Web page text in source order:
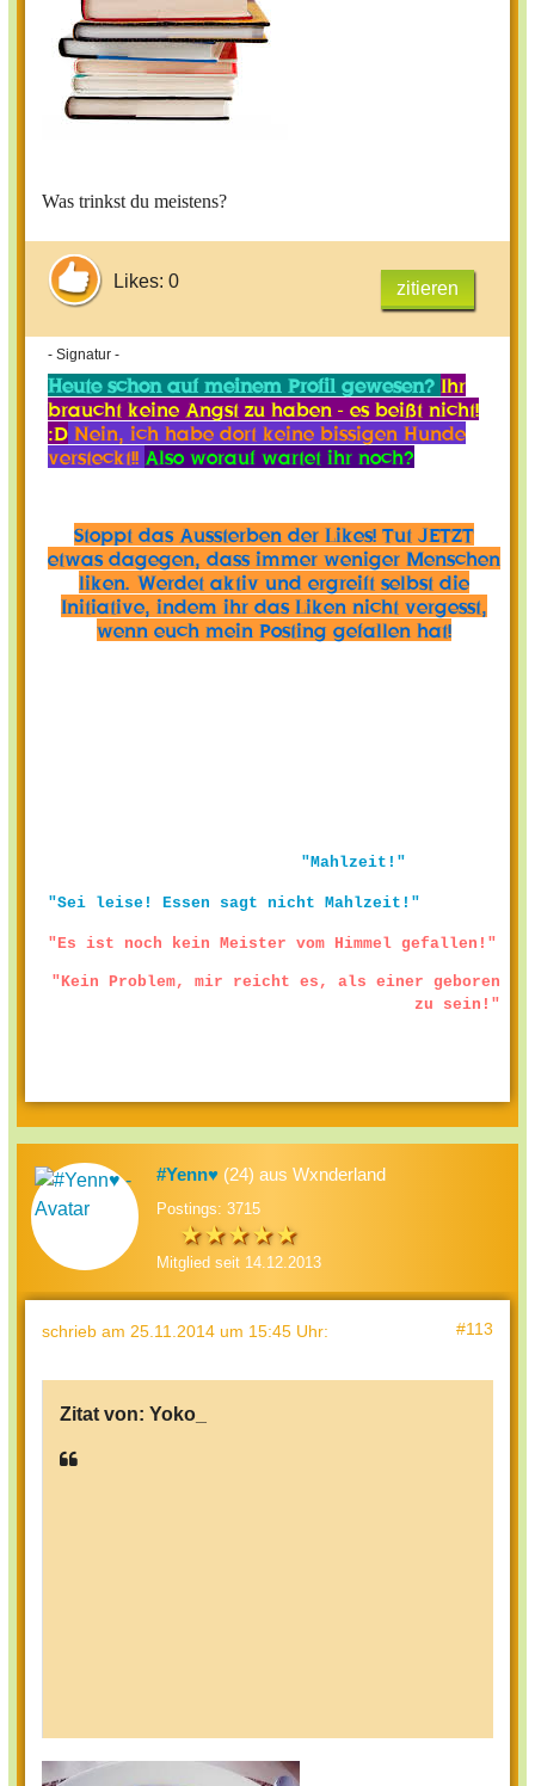
Was trinkst du meistens?
Likes: 0 zitieren
- Signatur -
Heute schon auf meinem Profil gewesen? Ihr
braucht keine Angst zu haben - es beißt nicht!
:D Nein, ich habe dort keine bissigen Hunde
versteckt!! Also worauf wartet ihr noch?
Stoppt das Aussterben der Likes! Tut JETZT
etwas dagegen, dass immer weniger Menschen
liken. Werdet aktiv und ergreift selbst die
Initiative, indem ihr das Liken nicht vergesst,
wenn euch mein Posting gefallen hat!
"Mahlzeit!"
"Sei leise! Essen sagt nicht Mahlzeit!"
"Es ist noch kein Meister vom Himmel gefallen!"
"Kein Problem, mir reicht es, als einer geboren
zu sein!"
#Yenn♥ (24) aus Wxnderland
Postings: 3715
Mitglied seit 14.12.2013
schrieb am 25.11.2014 um 15:45 Uhr: #113
Zitat von: Yoko_